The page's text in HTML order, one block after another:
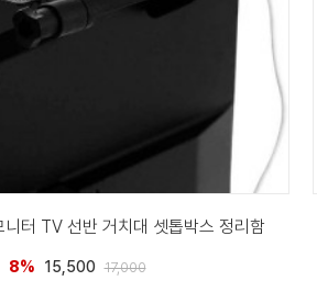
니터 TV 선반 거치대 셋톱박스 정리함
8% 15,500 17,000